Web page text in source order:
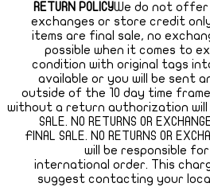
RETURN POLICYWe do not
exchanges or store credit
items are final sale, no
possible when it comes to
condition with original tags
available or you will be sent
outside of the 10 day time
without a return authorization
SALE. NO RETURNS OR
FINAL SALE. NO RETURNS OR
will be responsible
international order. This
suggest contacting your